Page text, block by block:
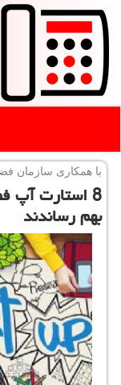
با همكاری سازمان
8 استارت آپ
بهم رساندند